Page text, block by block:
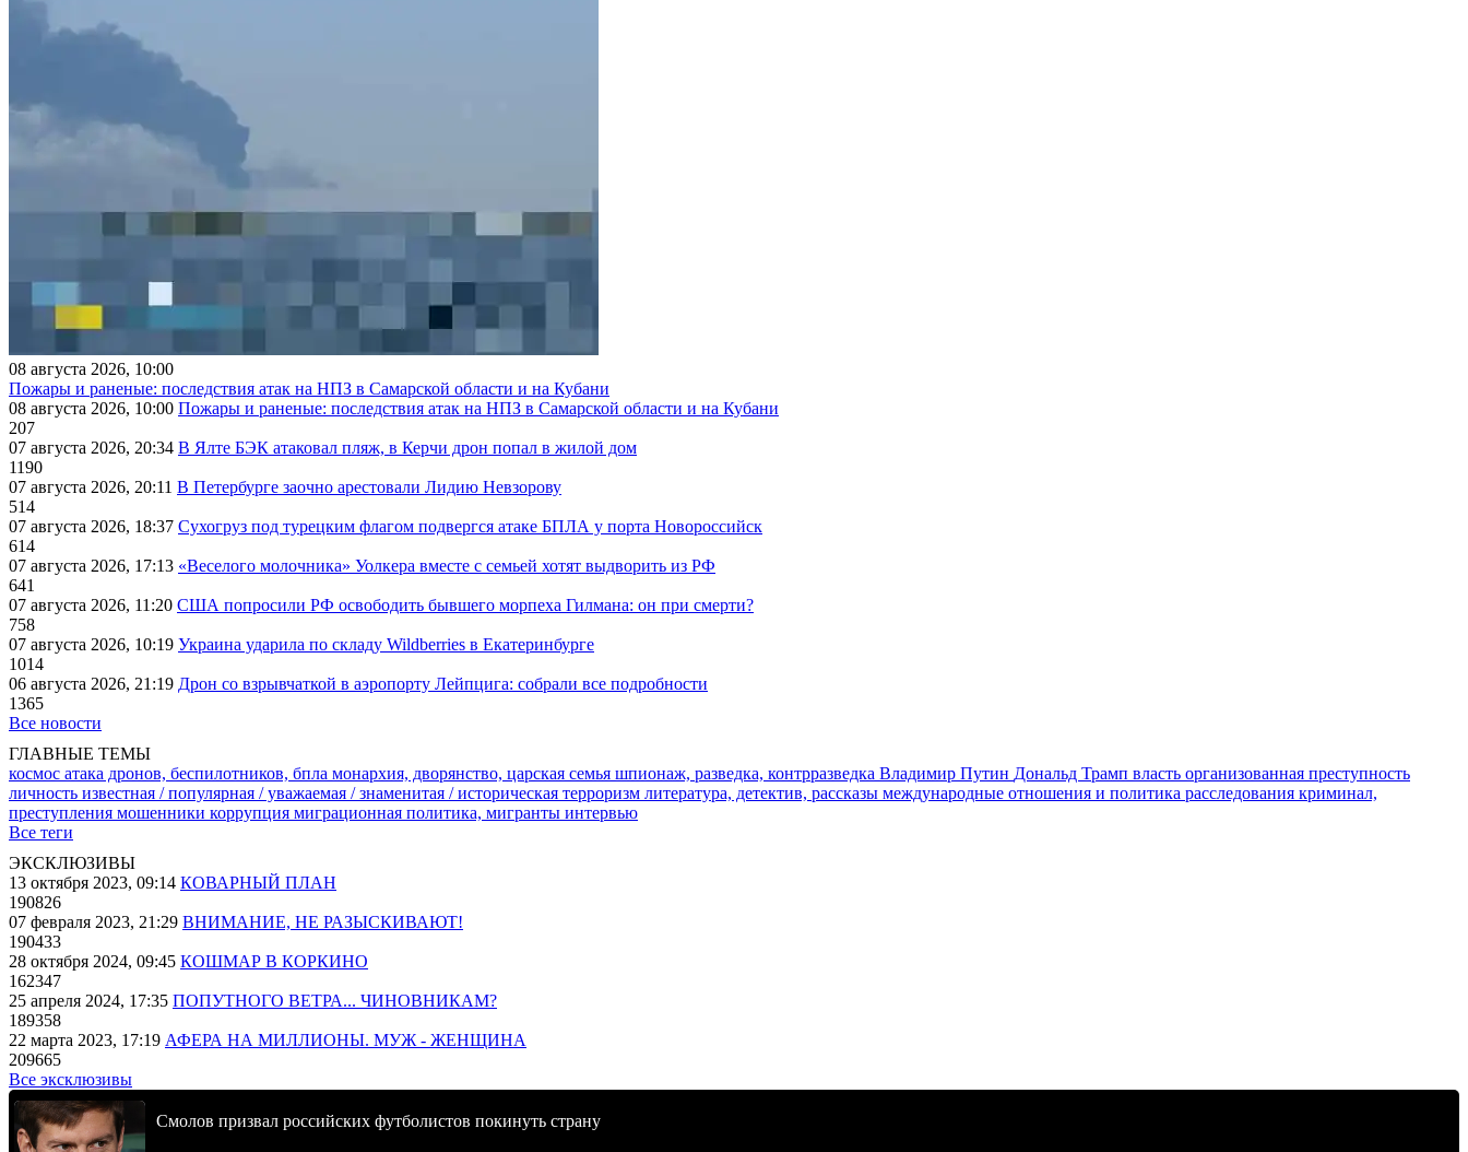
08 августа 2026, 10:00
Пожары и раненые: последствия атак на НПЗ в Самарской области и на Кубани
08 августа 2026, 10:00 Пожары и раненые: последствия атак на НПЗ в Самарской области и на Кубани
207
07 августа 2026, 20:34 В Ялте БЭК атаковал пляж, в Керчи дрон попал в жилой дом
1190
07 августа 2026, 20:11 В Петербурге заочно арестовали Лидию Невзорову
514
07 августа 2026, 18:37 Сухогруз под турецким флагом подвергся атаке БПЛА у порта Новороссийск
614
07 августа 2026, 17:13 «Веселого молочника» Уолкера вместе с семьей хотят выдворить из РФ
641
07 августа 2026, 11:20 США попросили РФ освободить бывшего морпеха Гилмана: он при смерти?
758
07 августа 2026, 10:19 Украина ударила по складу Wildberries в Екатеринбурге
1014
06 августа 2026, 21:19 Дрон со взрывчаткой в аэропорту Лейпцига: собрали все подробности
1365
Все новости
ГЛАВНЫЕ ТЕМЫ
космос атака дронов, беспилотников, бпла монархия, дворянство, царская семья шпионаж, разведка, контрразведка Владимир Путин Дональд Трамп власть организованная преступность
личность известная / популярная / уважаемая / знаменитая / историческая терроризм литература, детектив, рассказы международные отношения и политика расследования криминал,
преступления мошенники коррупция миграционная политика, мигранты интервью
Все теги
ЭКСКЛЮЗИВЫ
13 октября 2023, 09:14 КОВАРНЫЙ ПЛАН
190826
07 февраля 2023, 21:29 ВНИМАНИЕ, НЕ РАЗЫСКИВАЮТ!
190433
28 октября 2024, 09:45 КОШМАР В КОРКИНО
162347
25 апреля 2024, 17:35 ПОПУТНОГО ВЕТРА... ЧИНОВНИКАМ?
189358
22 марта 2023, 17:19 АФЕРА НА МИЛЛИОНЫ. МУЖ - ЖЕНЩИНА
209665
Все эксклюзивы
Смолов призвал российских футболистов покинуть страну